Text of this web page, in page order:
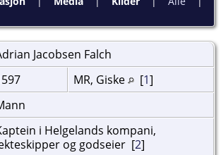
Jacobsen Falch
MR, Giske [1]
i Helgelands kompani,
og godseier [2]